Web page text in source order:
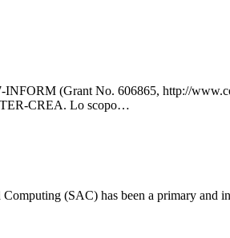
INFORM (Grant No. 606865, http://
CREA. Lo scopo…
(SAC) has been a primary and